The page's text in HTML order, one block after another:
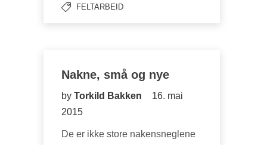
FELTARBEID
Nakne, små og nye
by Torkild Bakken
16. mai
2015
De er ikke store nakensneglene